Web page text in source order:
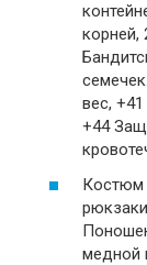
корней,
вес,
+44
Костюм
медной